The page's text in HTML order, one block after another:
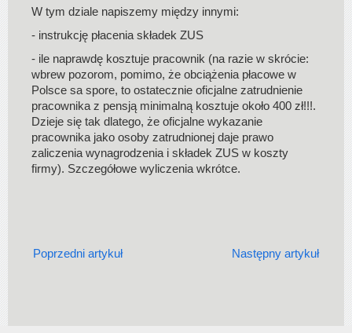
W tym dziale napiszemy między innymi:
- instrukcję płacenia składek ZUS
- ile naprawdę kosztuje pracownik (na razie w skrócie:
wbrew pozorom, pomimo, że obciążenia płacowe w
Polsce sa spore, to ostatecznie oficjalne zatrudnienie
pracownika z pensją minimalną kosztuje około 400 zł!!!.
Dzieje się tak dlatego, że oficjalne wykazanie
pracownika jako osoby zatrudnionej daje prawo
zaliczenia wynagrodzenia i składek ZUS w koszty
firmy). Szczegółowe wyliczenia wkrótce.
Poprzedni artykuł Następny artykuł